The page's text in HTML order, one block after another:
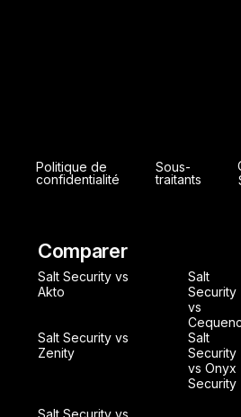
Comparer
Salt Security vs
Akto
Salt
Security
vs
Salt Security vs
Zenity
Salt
Security
vs Onyx
Security
Salt Security vs
Politique de
confidentialité
Sous-
traitants